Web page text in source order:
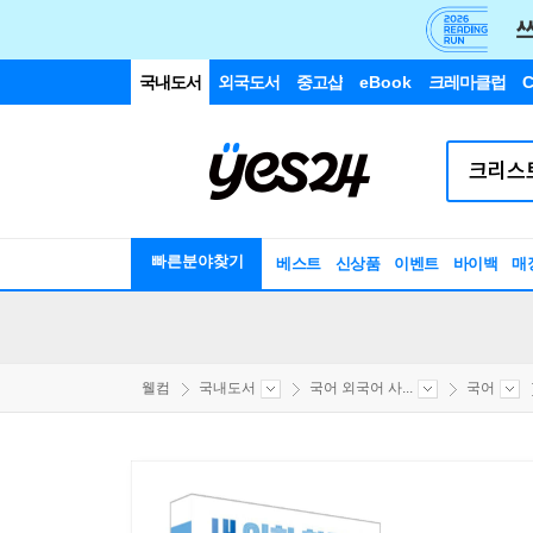
국내도서 외국도서 중고샵 eBook 크레마클럽
빠른분야찾기 베스트 신상품 이벤트 바이백 매
웰컴 국내도서 국어 외국어 사... 국어